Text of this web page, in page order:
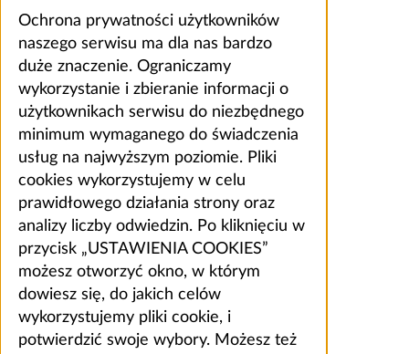
Ochrona prywatności użytkowników
naszego serwisu ma dla nas bardzo
duże znaczenie. Ograniczamy
wykorzystanie i zbieranie informacji o
użytkownikach serwisu do niezbędnego
minimum wymaganego do świadczenia
usług na najwyższym poziomie. Pliki
cookies wykorzystujemy w celu
prawidłowego działania strony oraz
analizy liczby odwiedzin. Po kliknięciu w
przycisk „USTAWIENIA COOKIES”
możesz otworzyć okno, w którym
dowiesz się, do jakich celów
wykorzystujemy pliki cookie, i
potwierdzić swoje wybory. Możesz też